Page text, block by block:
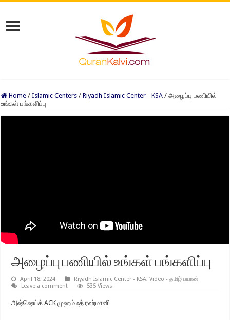
Home / Islamic Centers / Riyadh Islamic Center - KSA / அழைப்பு பணியில்
உங்கள் பங்களிப்பு
அழைப்பு பணியில் உங்கள் பங்களிப்பு
April 18, 2024 Riyadh Islamic Center - KSA,Video - தமிழ் பயான்
Leave a comment
535 Views
அஷ்ஷெய்க் ACK முஹம்மத் ரஹ்மானி